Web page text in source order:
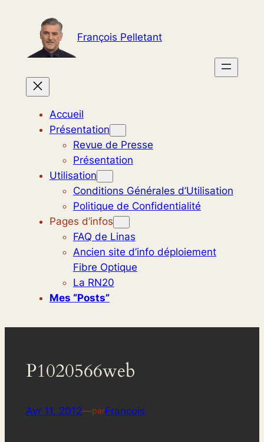
contenu
François Pelletant
Accueil
Présentation
Revue de Presse
Présentation
Utilisation
Conditions Générales d’Utilisation
Politique de Confidentialité
Pages d’infos
FAQ de Linas
Ancien site d’info déploiement
Fibre Optique
La RN20
Mes “posts”
P1020566web
Avr 11, 2012—parFrancois